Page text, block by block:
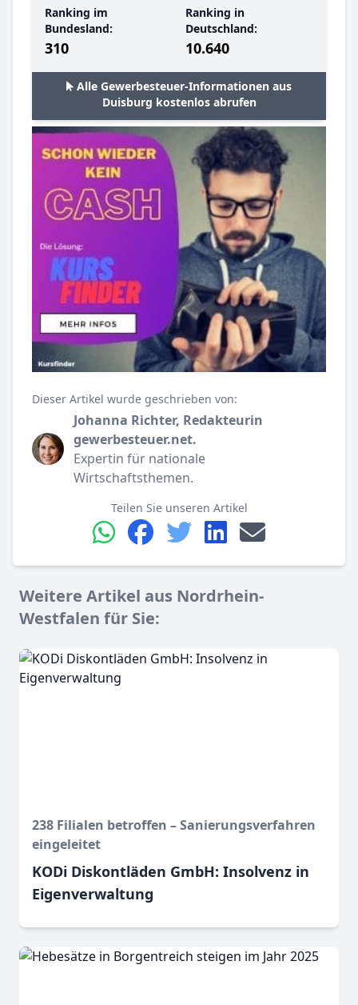
Ranking im
Bundesland:
310
Ranking in
Deutschland:
10.640
Alle Gewerbesteuer-Informationen aus
Duisburg kostenlos abrufen
Dieser Artikel wurde geschrieben von:
Johanna Richter, Redakteurin
gewerbesteuer.net.
Expertin für nationale
Wirtschaftsthemen.
Teilen Sie unseren Artikel
Weitere Artikel aus Nordrhein-
Westfalen für Sie:
238 Filialen betroffen – Sanierungsverfahren
eingeleitet
KODi Diskontläden GmbH: Insolvenz in
Eigenverwaltung